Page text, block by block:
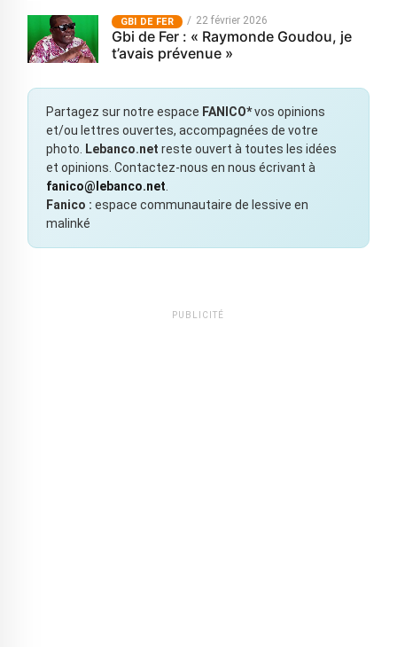
GBI DE FER 22 février 2026
Gbi de Fer : « Raymonde Goudou, je
t’avais prévenue »
Partagez sur notre espace FANICO*vos opinions
et/ou lettres ouvertes, accompagnées de votre
photo.
Lebanco.net reste ouvert à toutes les idées
et opinions. Contactez-nous en nous écrivant à
fanico@lebanco.net
Fanico : espace communautaire de lessive en
malinké
PUBLICITÉ